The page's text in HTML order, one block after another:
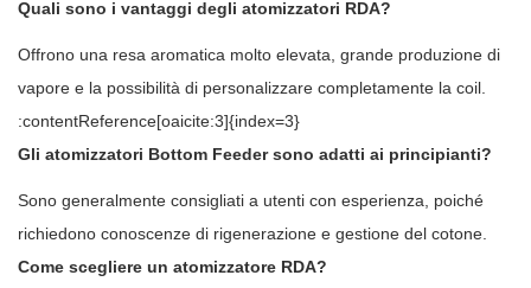
Quali sono i vantaggi degli atomizzatori RDA?
Offrono una resa aromatica molto elevata, grande produzione di
vapore e la possibilità di personalizzare completamente la coil.
:contentReference[oaicite:3]{index=3}
Gli atomizzatori Bottom Feeder sono adatti ai principianti?
Sono generalmente consigliati a utenti con esperienza, poiché
richiedono conoscenze di rigenerazione e gestione del cotone.
Come scegliere un atomizzatore RDA?